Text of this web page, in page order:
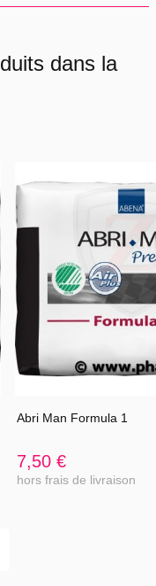
dans la
Abri Man Formula 1
7,50 €
hors frais de livraison